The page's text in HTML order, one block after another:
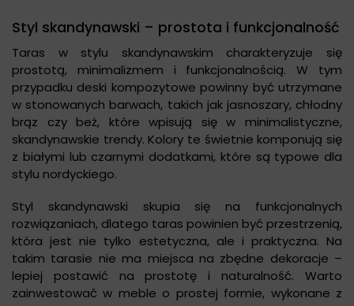
Styl skandynawski – prostota i funkcjonalność
Taras w stylu skandynawskim charakteryzuje się
prostotą, minimalizmem i funkcjonalnością. W tym
przypadku deski kompozytowe powinny być utrzymane
w stonowanych barwach, takich jak jasnoszary, chłodny
brąz czy beż, które wpisują się w minimalistyczne,
skandynawskie trendy. Kolory te świetnie komponują się
z białymi lub czarnymi dodatkami, które są typowe dla
stylu nordyckiego.
Styl skandynawski skupia się na funkcjonalnych
rozwiązaniach, dlatego taras powinien być przestrzenią,
która jest nie tylko estetyczna, ale i praktyczna. Na
takim tarasie nie ma miejsca na zbędne dekoracje –
lepiej postawić na prostotę i naturalność. Warto
zainwestować w meble o prostej formie, wykonane z